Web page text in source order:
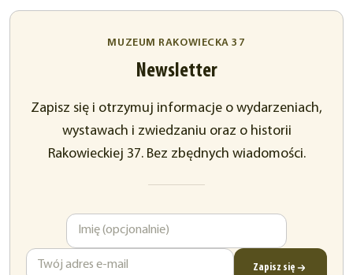
MUZEUM RAKOWIECKA 37
Newsletter
Zapisz się i otrzymuj informacje o wydarzeniach,
wystawach i zwiedzaniu oraz o historii
Rakowieckiej 37. Bez zbędnych wiadomości.
Zapisz się